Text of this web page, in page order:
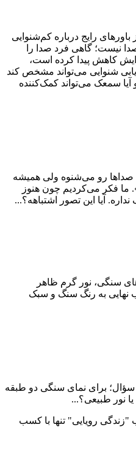
باورهای رایج درباره کم‌شنوایی
نیست؛ گاهی فرد صدا را
کاهش پیدا کرده است،
شنوایی می‌تواند مشخص کند
سمعک می‌تواند کمک‌کننده
صداها رو می‌شنوه ولی همیشه
فکر می‌کردیم چون هنوز
آیا این تصور اشتباهه؟...
سنگی، نور گرم ظاهر
نهایی به رنگ سنگ و سبک
برای نمای سنگی دو طبقه
نور طبیعی؟...
رویایی" تنها با کسب